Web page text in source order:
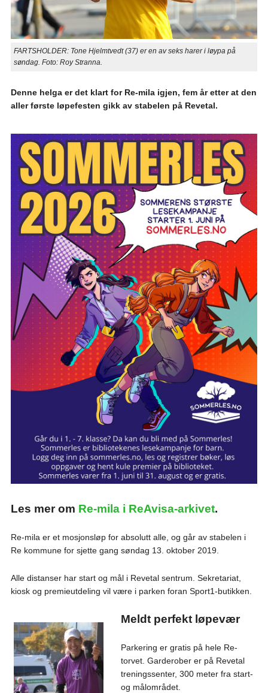
FARTSHOLDER: Tone Hjelmtvedt (37) er en av seks harer i løypa på
søndag. Foto: Roy Stranna.
Denne helga er det klart for Re-mila igjen, fem år etter at den
aller første løpefesten gikk av stabelen på Revetal.
Les mer om Re-mila i ReAvisa-arkivet.
Re-mila er et mosjonsløp for absolutt alle, og går av stabelen i
Re kommune for sjette gang søndag 13. oktober 2019.
Alle distanser har start og mål i Revetal sentrum. Sekretariat,
kiosk og premieutdeling vil være i parken foran Sport1-butikken.
Meldt perfekt løpevær
Parkering er gratis på hele Re-
torvet. Garderober er på Revetal
treningssenter, 300 meter fra start-
og målområdet.